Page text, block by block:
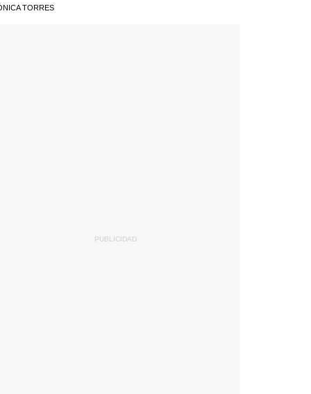
TORRES